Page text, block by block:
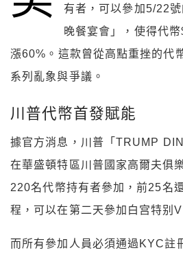
有者，可以參加5/22
晚餐宴會」，使得代
漲60%。這款曾從高點重挫的代
系列亂象與爭議。
川普代幣首發賦能
據官方消息，川普「TRUMP
在華盛頓特區川普國家高爾夫俱
220名代幣持有者參加，前25名
程，可以在第二天參加白宫特别
而所有參加人員必須通過KYC註